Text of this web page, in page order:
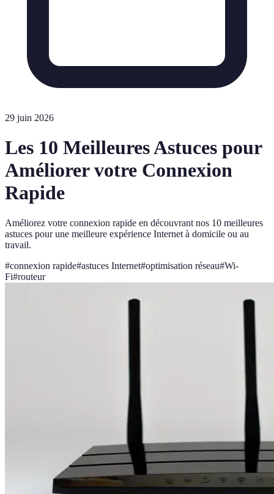
29 juin 2026
Les 10 Meilleures Astuces pour
Améliorer votre Connexion
Rapide
Améliorez votre connexion rapide en découvrant nos 10 meilleures
astuces pour une meilleure expérience Internet à domicile ou au
travail.
#connexion rapide#astuces Internet#optimisation réseau#Wi-
Fi#routeur